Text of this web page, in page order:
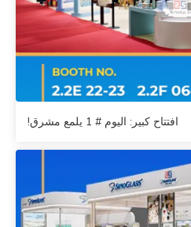
افتتاح كبير: اليوم # 1 يلمع مشرق!